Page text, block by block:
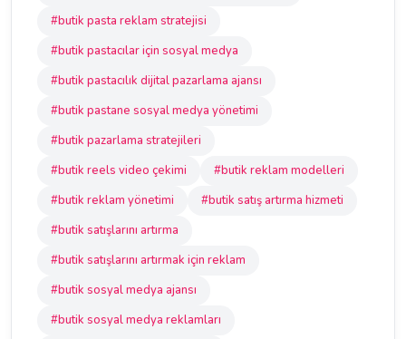
#butik pasta reklam stratejisi
#butik pastacılar için sosyal medya
#butik pastacılık dijital pazarlama ajansı
#butik pastane sosyal medya yönetimi
#butik pazarlama stratejileri
#butik reels video çekimi
#butik reklam modelleri
#butik reklam yönetimi
#butik satış artırma hizmeti
#butik satışlarını artırma
#butik satışlarını artırmak için reklam
#butik sosyal medya ajansı
#butik sosyal medya reklamları